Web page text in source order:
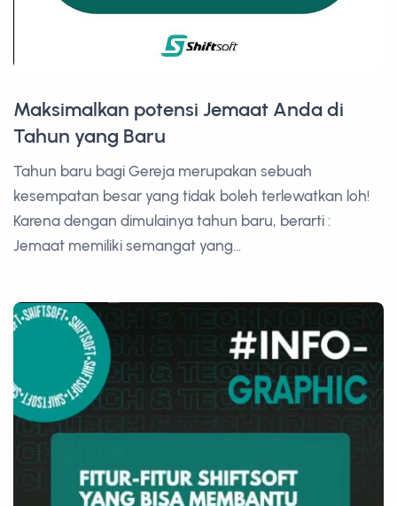
Maksimalkan potensi Jemaat Anda di
Tahun yang Baru
Tahun baru bagi Gereja merupakan sebuah
kesempatan besar yang tidak boleh terlewatkan loh!
Karena dengan dimulainya tahun baru, berarti :
Jemaat memiliki semangat yang...